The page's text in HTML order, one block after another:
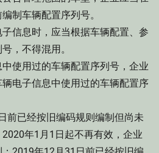
制车辆配置序列号。
息时，应当根据车辆配置、参
，不得混用。
用过的车辆配置序列号，企业
电子信息中使用过的车辆配置序
已经按旧编码规则编制但尚未
年1月1日起不再有效，企业